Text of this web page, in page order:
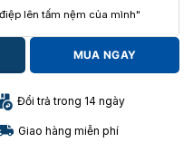
lên tấm nệm của mình"
MUA NGAY
Đổi trả trong 14 ngày
Giao hàng miễn phí